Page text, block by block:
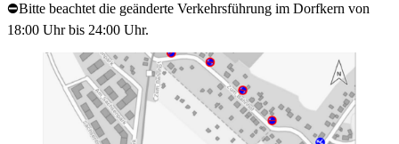
⛔Bitte beachtet die geänderte Verkehrsführung im Dorfkern von
18:00 Uhr bis 24:00 Uhr.